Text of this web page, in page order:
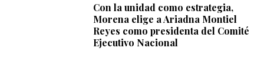
Con la unidad como estrategia,
Morena elige a Ariadna Montiel
Reyes como presidenta del Comité
Ejecutivo Nacional